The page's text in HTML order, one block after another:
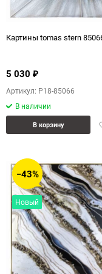
Картины tomas stern
5 030 ₽
Артикул: P18-85066
В наличии
В корзину
−43%
Новый